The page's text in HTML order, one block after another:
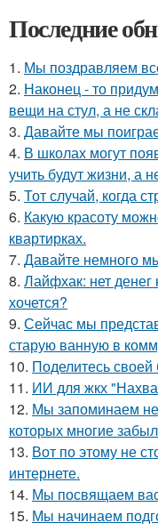
Последние
1. Мы поздравляем
2. Наконец - то
вещи на стул, а не
3. Давайте мы
4. В школах могут
учить будут жизни, а
5. Тот случай, когда
6. Какую красоту
квартирках.
7. Давайте немного
8. Лайфхак: нет
хочется?
9. Сейчас мы
старую ванную в
10. Поделитесь
11. ИИ для жкх
12. Мы запоминаем
которых многие
13. Вот по этому не
интернете.
14. Мы посвящаем
15. Мы начинаем